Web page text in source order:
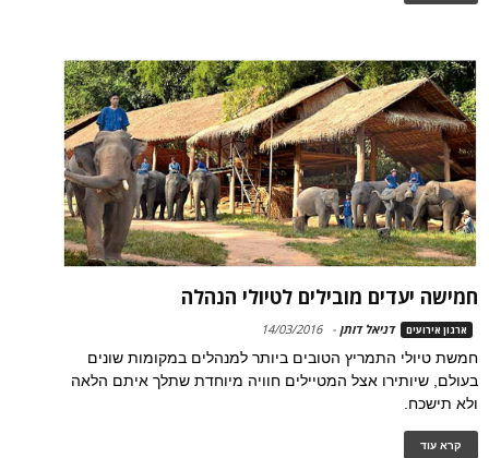
חמישה יעדים מובילים לטיולי הנהלה
ארגון אירועים דניאל דותן -
14/03/2016
חמשת טיולי התמריץ הטובים ביותר למנהלים במקומות שונים
בעולם, שיותירו אצל המטיילים חוויה מיוחדת שתלך איתם הלאה
ולא תישכח.
קרא עוד